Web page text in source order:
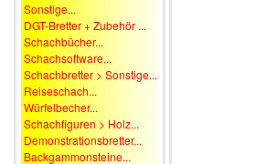
Sonstige...
DGT-Bretter + Zubehör ...
Schachbücher...
Schachsoftware...
Schachbretter > Sonstige...
Reiseschach...
Würfelbecher...
Schachfiguren > Holz...
Demonstrationsbretter...
Backgammonsteine...